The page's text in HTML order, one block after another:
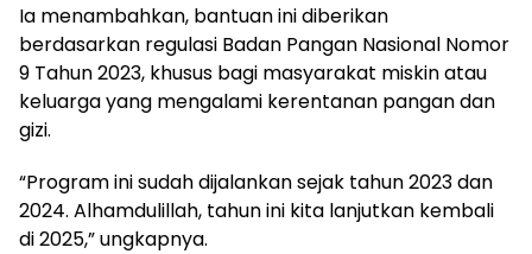
Ia menambahkan, bantuan ini diberikan
berdasarkan regulasi Badan Pangan Nasional Nomor
9 Tahun 2023, khusus bagi masyarakat miskin atau
keluarga yang mengalami kerentanan pangan dan
gizi.
“Program ini sudah dijalankan sejak tahun 2023 dan
2024. Alhamdulillah, tahun ini kita lanjutkan kembali
di 2025,” ungkapnya.